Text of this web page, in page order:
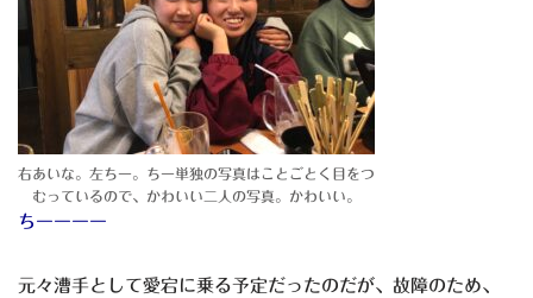
右あいな。左ちー。ちー単独の写真はことごとく目をつ
むっているので、かわいい二人の写真。かわいい。
ちーーーー
元々漕手として愛宕に乗る予定だったのだが、故障のため、